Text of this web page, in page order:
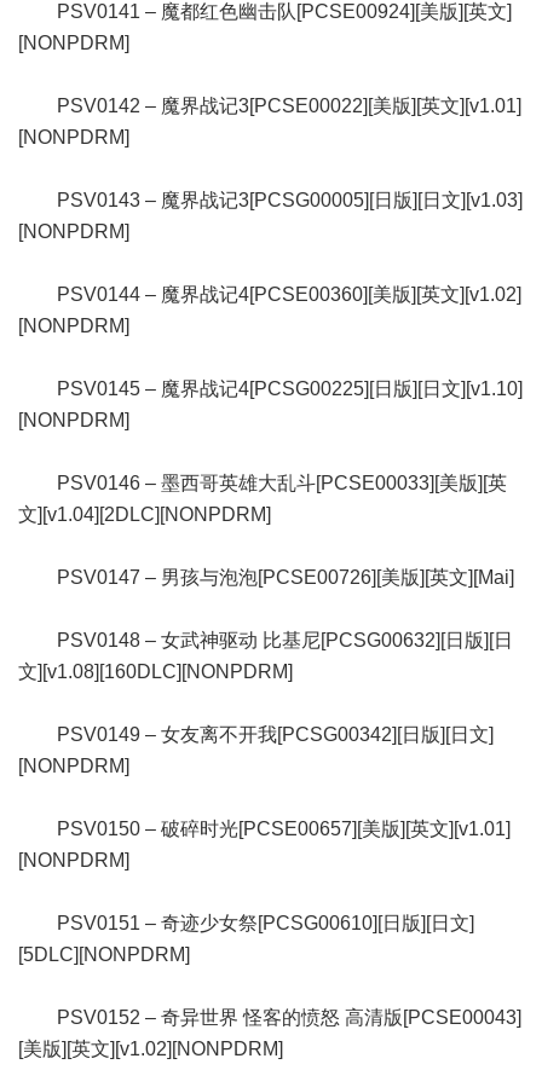
PSV0141 – 魔都红色幽击队[PCSE00924][美版][英文]
[NONPDRM]
PSV0142 – 魔界战记3[PCSE00022][美版][英文][v1.01]
[NONPDRM]
PSV0143 – 魔界战记3[PCSG00005][日版][日文][v1.03]
[NONPDRM]
PSV0144 – 魔界战记4[PCSE00360][美版][英文][v1.02]
[NONPDRM]
PSV0145 – 魔界战记4[PCSG00225][日版][日文][v1.10]
[NONPDRM]
PSV0146 – 墨西哥英雄大乱斗[PCSE00033][美版][英
文][v1.04][2DLC][NONPDRM]
PSV0147 – 男孩与泡泡[PCSE00726][美版][英文][Mai]
PSV0148 – 女武神驱动 比基尼[PCSG00632][日版][日
文][v1.08][160DLC][NONPDRM]
PSV0149 – 女友离不开我[PCSG00342][日版][日文]
[NONPDRM]
PSV0150 – 破碎时光[PCSE00657][美版][英文][v1.01]
[NONPDRM]
PSV0151 – 奇迹少女祭[PCSG00610][日版][日文]
[5DLC][NONPDRM]
PSV0152 – 奇异世界 怪客的愤怒 高清版[PCSE00043]
[美版][英文][v1.02][NONPDRM]